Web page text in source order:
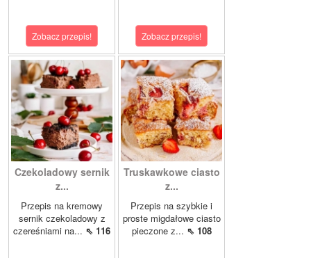
Zobacz przepis! Zobacz przepis!
Czekoladowy sernik
z...
Przepis na kremowy
sernik czekoladowy z
czereśniami na... ⇖ 116
Truskawkowe ciasto
z...
Przepis na szybkie i
proste migdałowe ciasto
pieczone z... ⇖ 108